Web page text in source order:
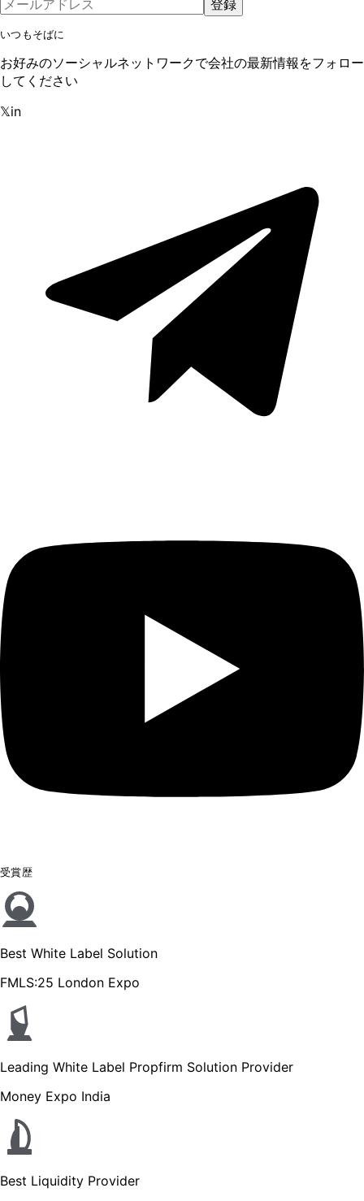
登録
いつもそばに
お好みのソーシャルネットワークで会社の最新情報をフォロー
してください
𝕏in
受賞歴
Best White Label Solution
FMLS:25 London Expo
Leading White Label Propfirm Solution Provider
Money Expo India
Best Liquidity Provider